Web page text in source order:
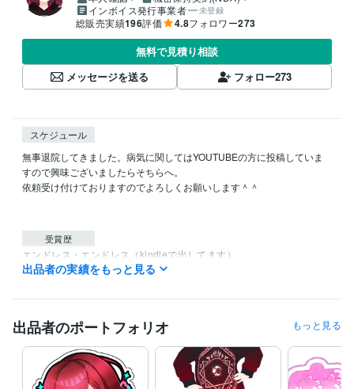
インボイス発行事業者
未登録
総販売実績196評価 4.8フォロワー273
無料で見積り相談
メッセージを送る
フォロー273
スケジュール
無事退院してきました。病気に関してはYOUTUBEの方に投稿していま
すので興味ございましたらそちらへ。
依頼受け付けておりますのでよろしくお願いします＾＾
受賞歴
エンドレス・エンドレス（kindleで出してます）
ライティング・翻訳 小説 ライティング イラスト
出品者の実績をもっと見る
出品者のポートフォリオ もっと見る